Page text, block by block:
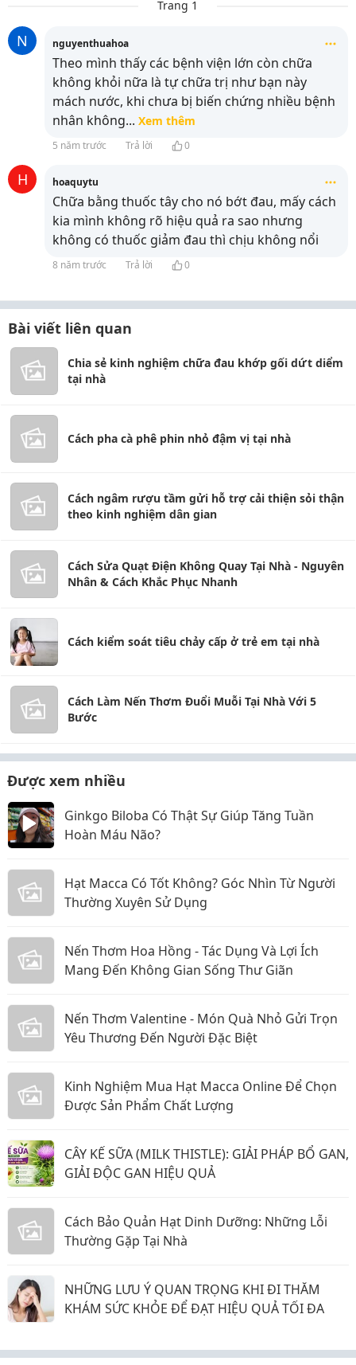
Trang 1
N nguyenthuahoa
Theo mình thấy các bệnh viện lớn còn chữa
không khỏi nữa là tự chữa trị như bạn này
mách nước, khi chưa bị biến chứng nhiều bệnh
nhân không... Xem thêm
5 năm trước Trả lời 0
H hoaquytu
Chữa bằng thuốc tây cho nó bớt đau, mấy cách
kia mình không rõ hiệu quả ra sao nhưng
không có thuốc giảm đau thì chịu không nổi
8 năm trước Trả lời 0
Bài viết liên quan
Chia sẻ kinh nghiệm chữa đau khớp gối dứt diểm
tại nhà
Cách pha cà phê phin nhỏ đậm vị tại nhà
Cách ngâm rượu tầm gửi hỗ trợ cải thiện sỏi thận
theo kinh nghiệm dân gian
Cách Sửa Quạt Điện Không Quay Tại Nhà - Nguyên
Nhân & Cách Khắc Phục Nhanh
Cách kiểm soát tiêu chảy cấp ở trẻ em tại nhà
Cách Làm Nến Thơm Đuổi Muỗi Tại Nhà Với 5
Bước
Được xem nhiều
Ginkgo Biloba Có Thật Sự Giúp Tăng Tuần
Hoàn Máu Não?
Hạt Macca Có Tốt Không? Góc Nhìn Từ Người
Thường Xuyên Sử Dụng
Nến Thơm Hoa Hồng - Tác Dụng Và Lợi Ích
Mang Đến Không Gian Sống Thư Giãn
Nến Thơm Valentine - Món Quà Nhỏ Gửi Trọn
Yêu Thương Đến Người Đặc Biệt
Kinh Nghiệm Mua Hạt Macca Online Để Chọn
Được Sản Phẩm Chất Lượng
CÂY KẾ SỮA (MILK THISTLE): GIẢI PHÁP BỔ GAN,
GIẢI ĐỘC GAN HIỆU QUẢ
Cách Bảo Quản Hạt Dinh Dưỡng: Những Lỗi
Thường Gặp Tại Nhà
NHỮNG LƯU Ý QUAN TRỌNG KHI ĐI THĂM
KHÁM SỨC KHỎE ĐỂ ĐẠT HIỆU QUẢ TỐI ĐA